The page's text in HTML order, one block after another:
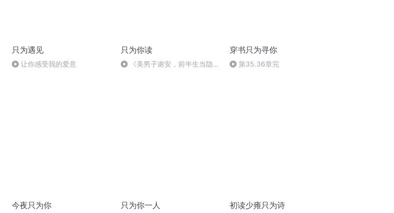
只为遇见
让你感受我的爱意
只为你读
《美男子谢安，前半生当隐
穿书只为寻你
第35.36章完
今夜只为你 只为你一人 初读少雍只为诗